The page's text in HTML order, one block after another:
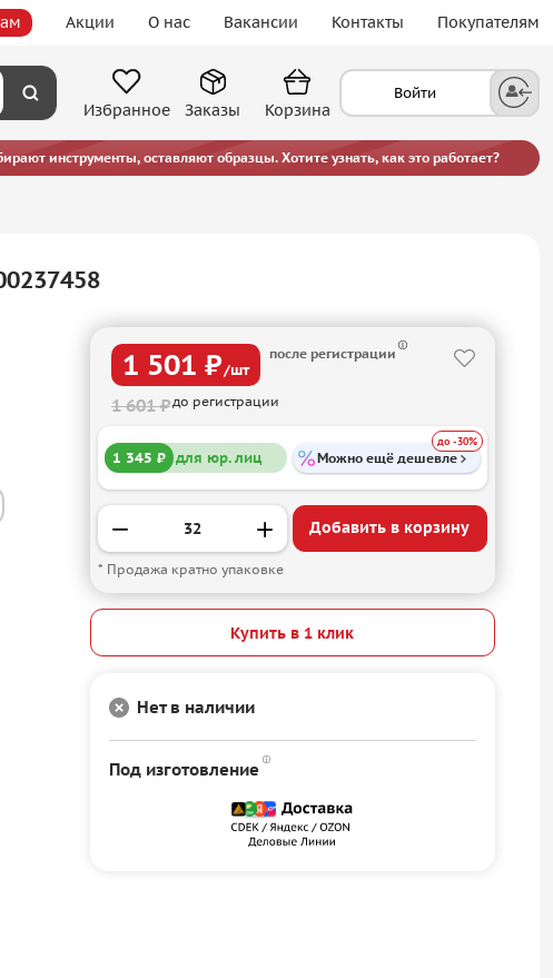
Акции О нас Вакансии Контакты Покупателям
Избранное
Войти
Заказы Корзина
инструменты, оставляют образцы. Хотите узнать, как это работает?
1 501 ₽/шт
после регистрации
1 601 ₽до регистрации
1 345 ₽ для юр. лиц Можно ещё дешевле
до -30%
Добавить в корзину
* Продажа кратно упаковке
Купить в 1 клик
Нет в наличии
Под изготовление